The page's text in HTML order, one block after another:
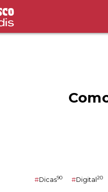
#Dicas90 #Digital 20